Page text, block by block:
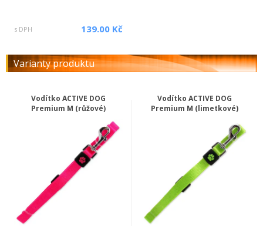
s DPH 139.00 Kč
Varianty produktu
Vodítko ACTIVE DOG
Premium M (růžové)
Vodítko ACTIVE DOG
Premium M (limetkové)